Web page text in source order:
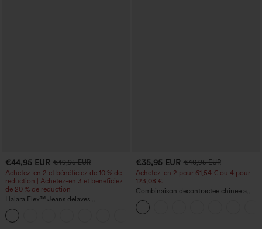
€44,95 EUR €49,95 EUR
Achetez-en 2 et bénéficiez de 10 % de
réduction | Achetez-en 3 et bénéficiez
de 20 % de réduction
Halara Flex™ Jeans délavés
décontractés, coupe baggy à jambe
large, taille basse asymétrique, poches
zippées
€35,95 EUR €40,95 EUR
Achetez-en 2 pour 61,54 € ou 4 pour
123,08 €.
Combinaison décontractée chinée à
bretelles réglables, fronces et jambes
larges, avec poches — facile comme
tout